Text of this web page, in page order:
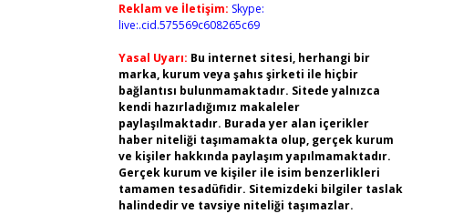
Reklam ve İletişim: Skype:
live:.cid.575569c608265c69
Yasal Uyarı: Bu internet sitesi, herhangi bir
marka, kurum veya şahıs şirketi ile hiçbir
bağlantısı bulunmamaktadır. Sitede yalnızca
kendi hazırladığımız makaleler
paylaşılmaktadır. Burada yer alan içerikler
haber niteliği taşımamakta olup, gerçek kurum
ve kişiler hakkında paylaşım yapılmamaktadır.
Gerçek kurum ve kişiler ile isim benzerlikleri
tamamen tesadüfidir. Sitemizdeki bilgiler taslak
halindedir ve tavsiye niteliği taşımazlar.